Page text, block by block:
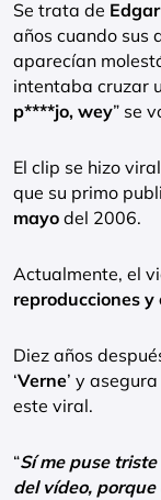
Se trata de
años cuando sus
aparecían
intentaba cruzar
p****jo, wey” se
El clip se hizo
que su primo
mayo del 2006.
Actualmente, el
reproducciones y
Diez años
‘Verne’ y
este viral.
“Sí me puse
del vídeo,